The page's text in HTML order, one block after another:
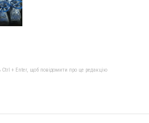
+ Enter, щоб повідомити про це редакцію